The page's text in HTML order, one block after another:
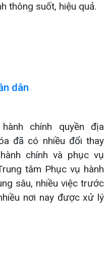
thông suốt, hiệu quả.
dân
chính quyền địa
đã có nhiều đổi thay
chính và phục vụ
tâm Phục vụ hành
sâu, nhiều việc trước
nơi nay được xử lý